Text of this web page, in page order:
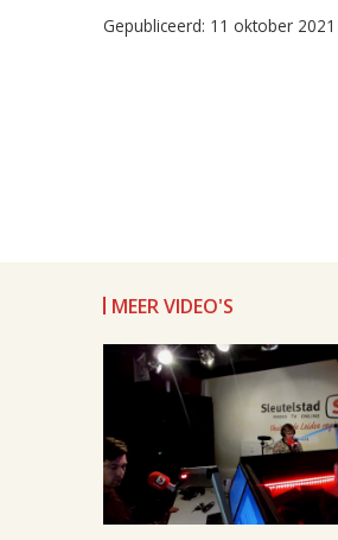
Gepubliceerd: 11 oktober 2021
MEER VIDEO'S